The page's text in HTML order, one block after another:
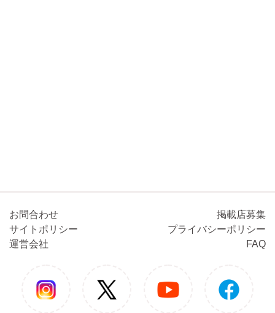
お問合わせ
掲載店募集
サイトポリシー
プライバシーポリシー
運営会社
FAQ